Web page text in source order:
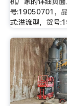
号:19050701，
式:溢流型，货号